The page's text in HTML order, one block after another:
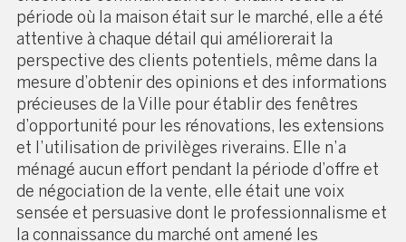
période où la maison était sur le marché, elle a été
attentive à chaque détail qui améliorerait la
perspective des clients potentiels, même dans la
mesure d’obtenir des opinions et des informations
précieuses de la Ville pour établir des fenêtres
d’opportunité pour les rénovations, les extensions
et l’utilisation de privilèges riverains. Elle n’a
ménagé aucun effort pendant la période d’offre et
de négociation de la vente, elle était une voix
sensée et persuasive dont le professionnalisme et
la connaissance du marché ont amené les